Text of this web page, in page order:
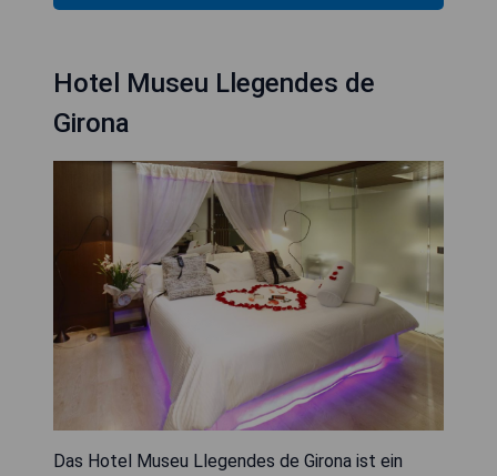
Hotel Museu Llegendes de
Girona
Das Hotel Museu Llegendes de Girona ist ein